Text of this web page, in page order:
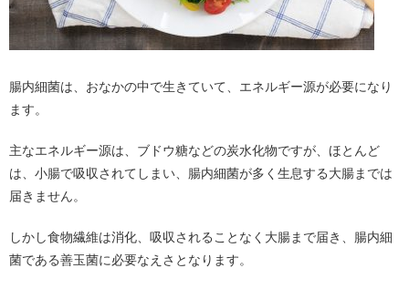
腸内細菌は、おなかの中で生きていて、エネルギー源が必要になり
ます。
主なエネルギー源は、ブドウ糖などの炭水化物ですが、ほとんど
は、小腸で吸収されてしまい、腸内細菌が多く生息する大腸までは
届きません。
しかし食物繊維は消化、吸収されることなく大腸まで届き、腸内細
菌である善玉菌に必要なえさとなります。